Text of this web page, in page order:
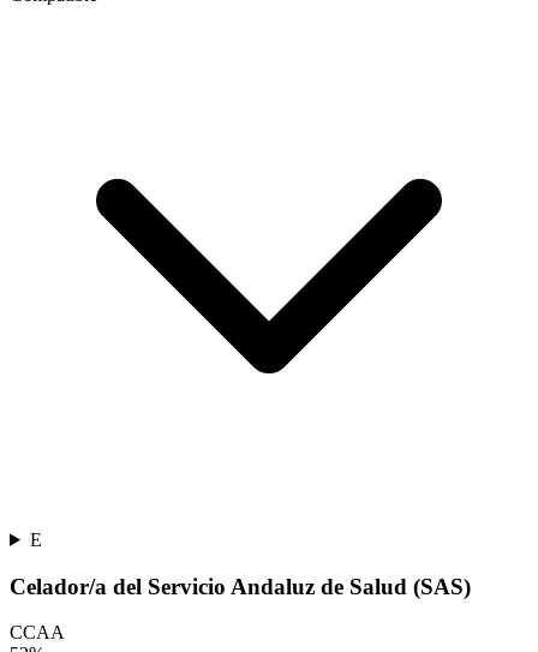
E
Celador/a del Servicio Andaluz de Salud (SAS)
CCAA